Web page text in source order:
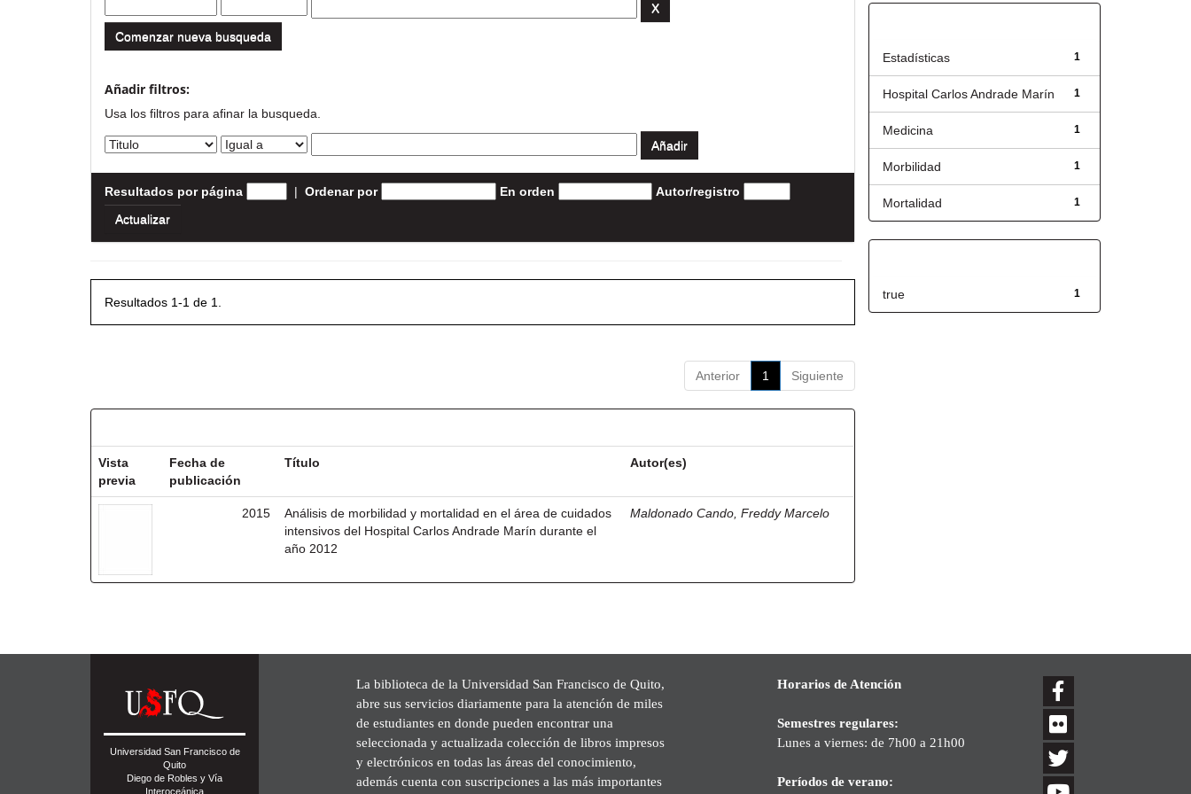
Comenzar nueva busqueda
Añadir filtros:
Usa los filtros para afinar la busqueda.
Resultados por página | Ordenar por En orden Autor/registro
Resultados 1-1 de 1.
Anterior 1 Siguiente
Vista
previa
Fecha de
publicación
Título Autor(es)
2015
Análisis de morbilidad y mortalidad en el área de cuidados
intensivos del Hospital Carlos Andrade Marín durante el
año 2012
Maldonado Cando, Freddy Marcelo
1
Estadísticas
1
Hospital Carlos Andrade Marín
1
Medicina
1
Morbilidad
1
Mortalidad
1
true
Universidad San Francisco de
Quito
Diego de Robles y Vía
Interoceánica
La biblioteca de la Universidad San Francisco de Quito,
abre sus servicios diariamente para la atención de miles
de estudiantes en donde pueden encontrar una
seleccionada y actualizada colección de libros impresos
y electrónicos en todas las áreas del conocimiento,
además cuenta con suscripciones a las más importantes
Horarios de Atención
Semestres regulares:
Lunes a viernes: de 7h00 a 21h00
Períodos de verano: